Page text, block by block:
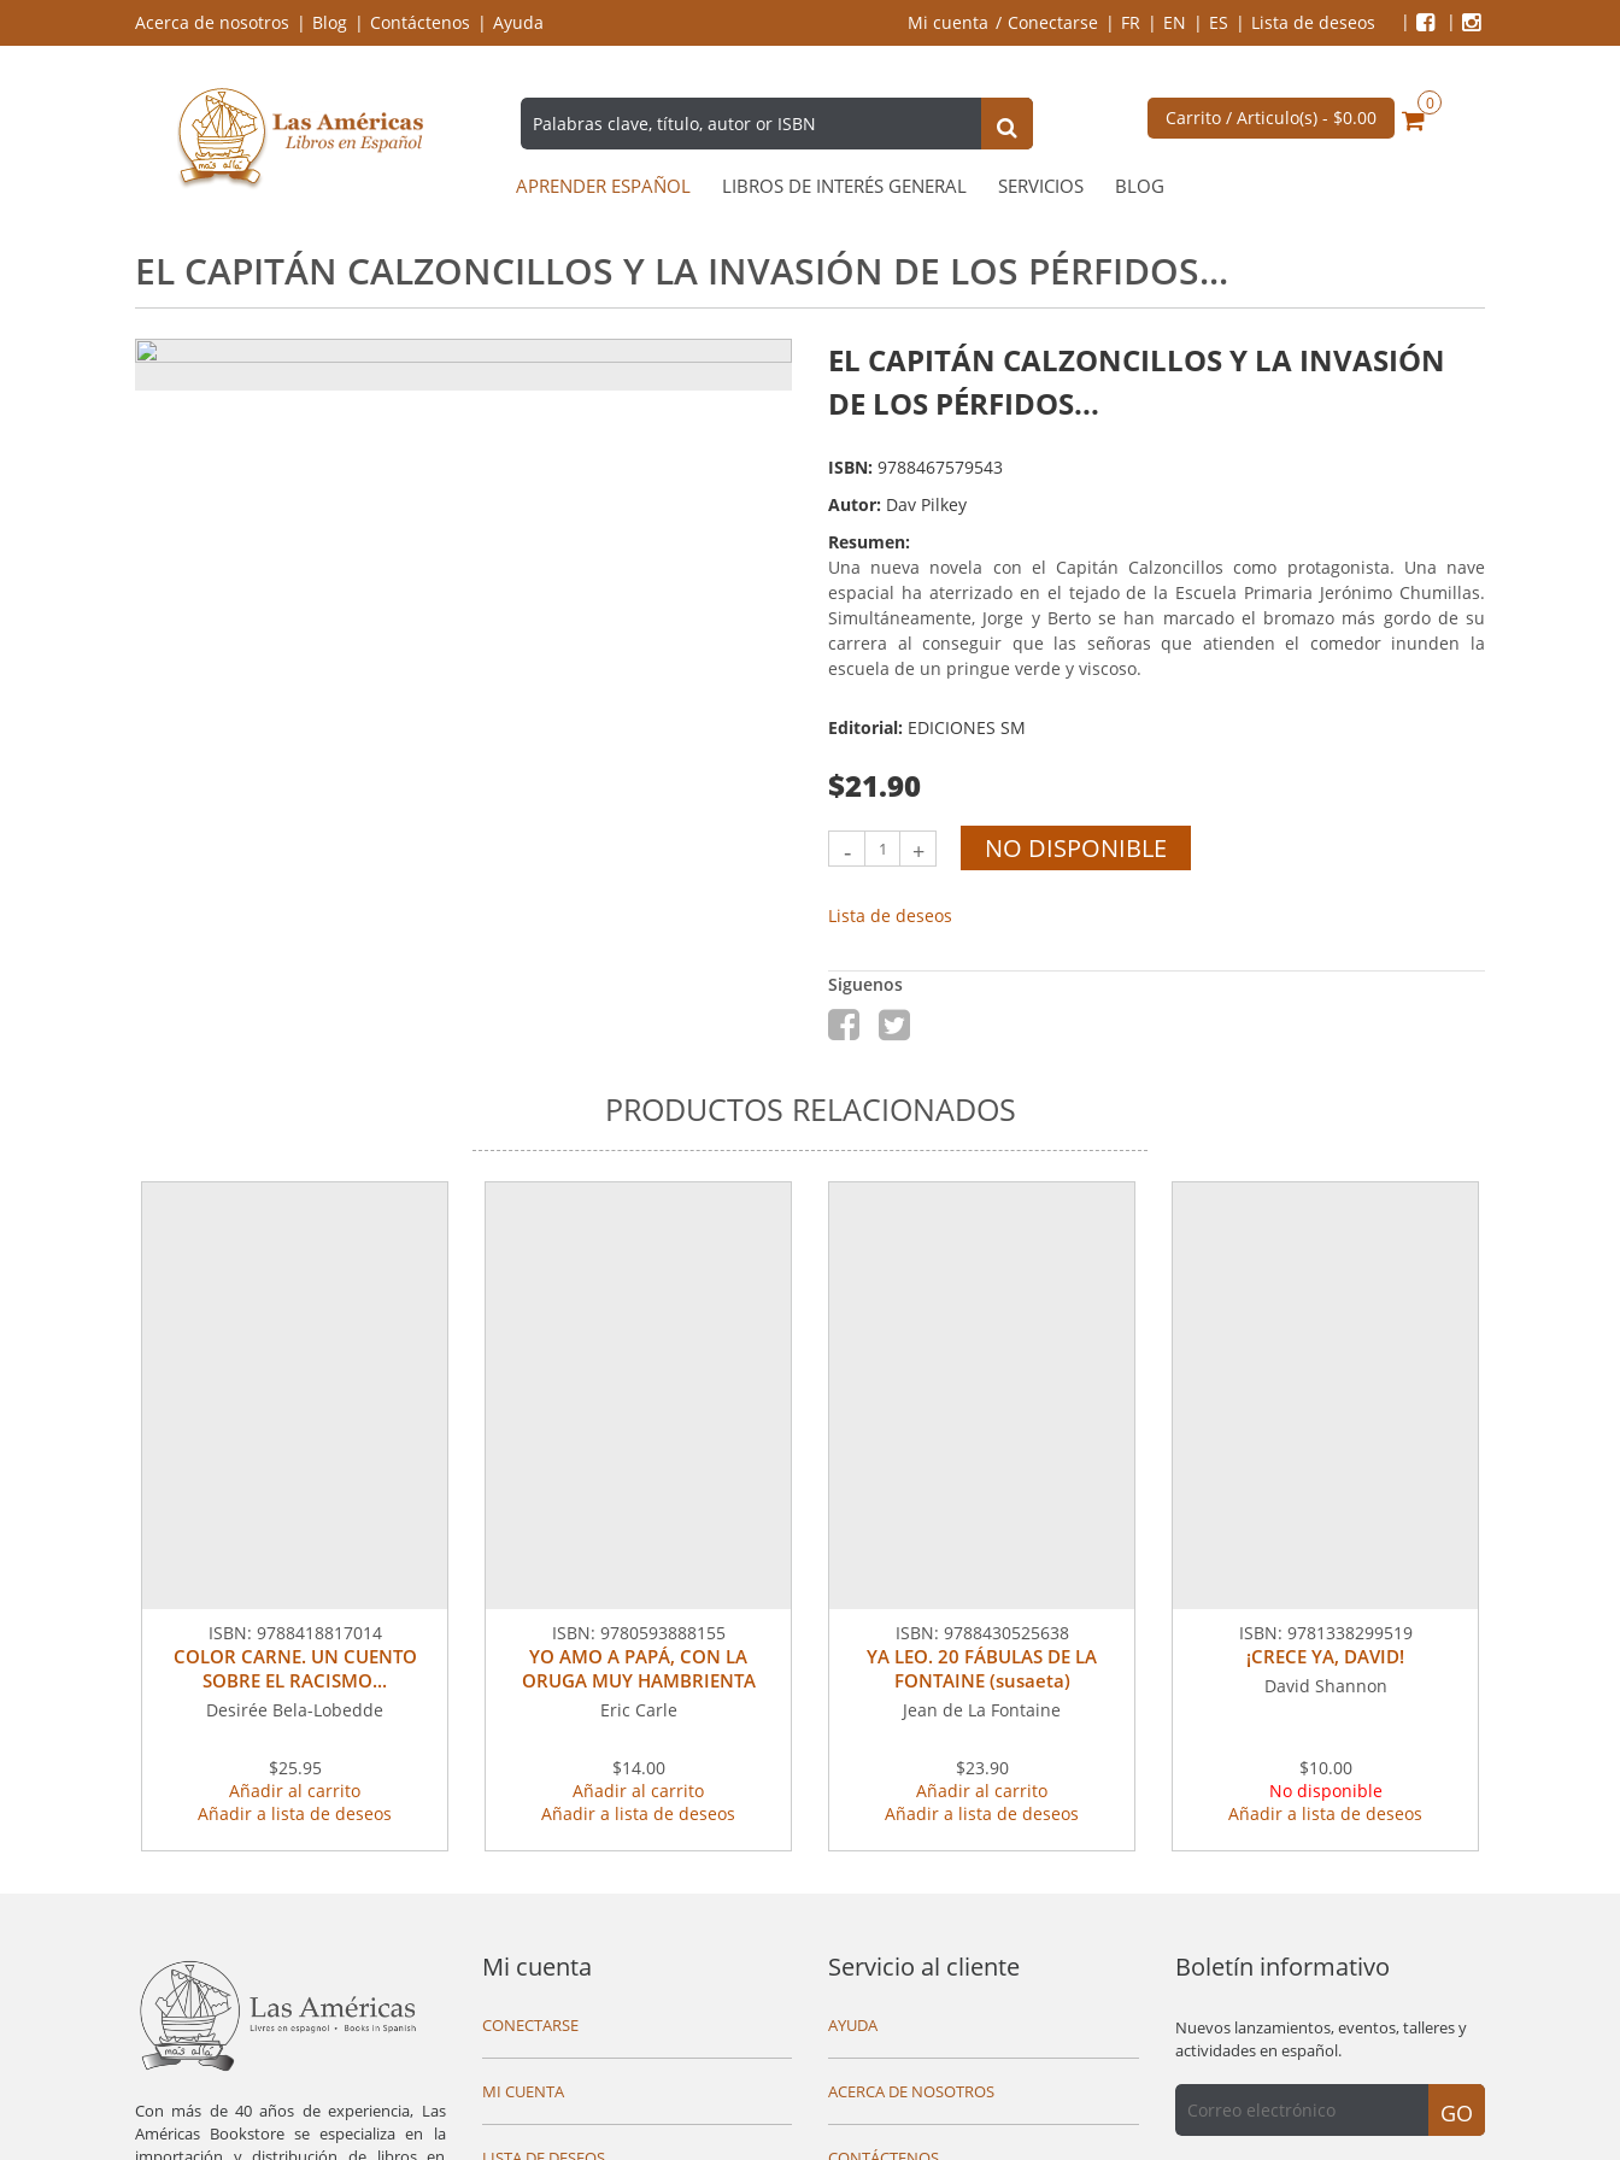
Acerca de nosotros Blog Contáctenos Ayuda Mi cuenta Conectarse FR EN ES Lista de deseos
Carrito / Articulo(s) - $0.00
0
APRENDER ESPAÑOL LIBROS DE INTERÉS GENERAL SERVICIOS BLOG
EL CAPITÁN CALZONCILLOS Y LA INVASIÓN DE LOS PÉRFIDOS...
EL CAPITÁN CALZONCILLOS Y LA INVASIÓN
DE LOS PÉRFIDOS...
ISBN: 9788467579543
Autor: Dav Pilkey
Resumen:
Una nueva novela con el Capitán Calzoncillos como protagonista. Una nave
espacial ha aterrizado en el tejado de la Escuela Primaria Jerónimo Chumillas.
Simultáneamente, Jorge y Berto se han marcado el bromazo más gordo de su
carrera al conseguir que las señoras que atienden el comedor inunden la
escuela de un pringue verde y viscoso.
Editorial: EDICIONES SM
$21.90
- + NO DISPONIBLE
Lista de deseos
Siguenos
PRODUCTOS RELACIONADOS
ISBN: 9788418817014
COLOR CARNE. UN CUENTO
SOBRE EL RACISMO...
Desirée Bela-Lobedde
$25.95
Añadir al carrito
Añadir a lista de deseos
ISBN: 9780593888155
YO AMO A PAPÁ, CON LA
ORUGA MUY HAMBRIENTA
Eric Carle
$14.00
Añadir al carrito
Añadir a lista de deseos
ISBN: 9788430525638
YA LEO. 20 FÁBULAS DE LA
FONTAINE (susaeta)
Jean de La Fontaine
$23.90
Añadir al carrito
Añadir a lista de deseos
ISBN: 9781338299519
¡CRECE YA, DAVID!
David Shannon
$10.00
No disponible
Añadir a lista de deseos
Con más de 40 años de experiencia, Las
Américas Bookstore se especializa en la
Mi cuenta
CONECTARSE
MI CUENTA
Servicio al cliente
AYUDA
ACERCA DE NOSOTROS
Boletín informativo
Nuevos lanzamientos, eventos, talleres y
actividades en español.
GO